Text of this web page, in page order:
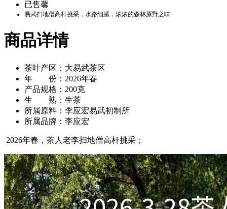
已售馨
易武扫地僧高杆挑采，水路细腻，浓浓的森林原野之味
商品详情
茶叶产区：大易武茶区
年 份：2026年春
产品规格：200克
生 熟：生茶
所属原料：李应宏易武初制所
所属品牌：李应宏
2026年春，茶人老李扫地僧高杆挑采；